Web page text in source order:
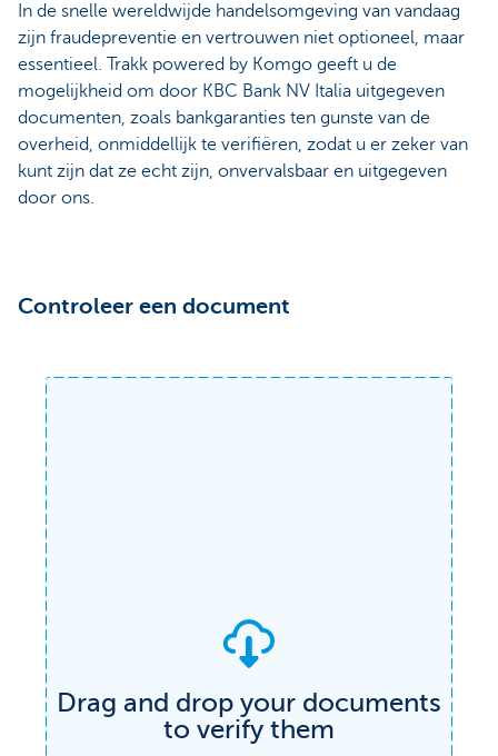
In de snelle wereldwijde handelsomgeving van vandaag
zijn fraudepreventie en vertrouwen niet optioneel, maar
essentieel. Trakk powered by Komgo geeft u de
mogelijkheid om door KBC Bank NV Italia uitgegeven
documenten, zoals bankgaranties ten gunste van de
overheid, onmiddellijk te verifiëren, zodat u er zeker van
kunt zijn dat ze echt zijn, onvervalsbaar en uitgegeven
door ons.
Controleer een document
Drag and drop your documents
to verify them